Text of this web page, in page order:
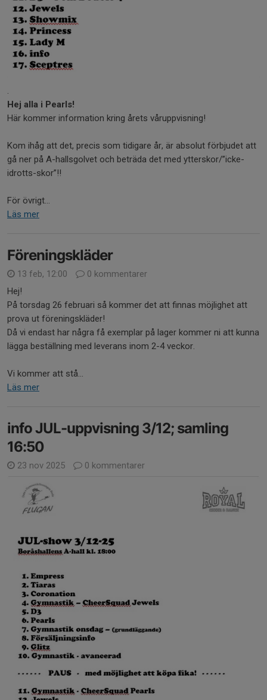
.
Hej alla i Pearls!
Här kommer information kring årets våruppvisning!
Kom ihåg att det, precis som tidigare år, är absolut förbjudet att
gå ner på A-hallsgolvet och beträda det med ytterskor/”icke-
idrotts-skor”!!
För övrigt...
Läs mer
Föreningskläder
13 feb, 12:00
0 kommentarer
Hej!
På torsdag 26 februari så kommer det att finnas möjlighet att
prova ut föreningskläder!
Då vi endast har några få exemplar på lager kommer ni att kunna
lägga beställning med leverans inom 2-4 veckor.
Vi kommer att stå...
Läs mer
info JUL-uppvisning 3/12; samling
16:50
23 nov 2025 0 kommentarer